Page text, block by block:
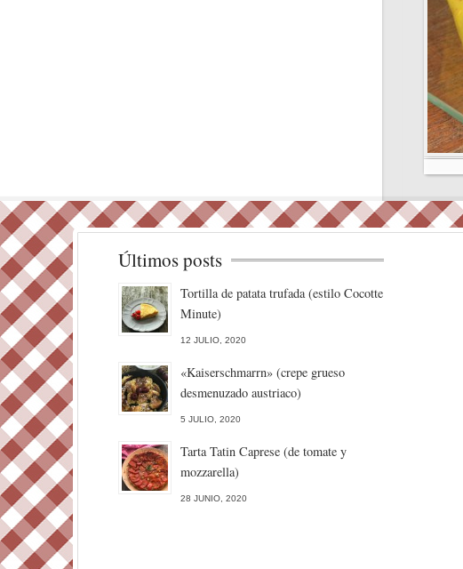
Últimos posts
Tortilla de patata trufada (estilo Cocotte
Minute)
12 JULIO, 2020
«Kaiserschmarrn» (crepe grueso
desmenuzado austriaco)
5 JULIO, 2020
Tarta Tatin Caprese (de tomate y
mozzarella)
28 JUNIO, 2020